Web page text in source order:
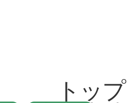
トップ